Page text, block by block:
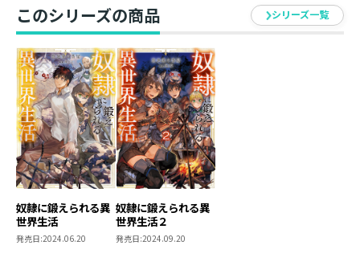
んのその！
前代未聞の急成長で、周囲からも一目置かれる存在へ！
そして、ついに脱獄決行日が訪れる!?
人生崖っぷち少年が美少女奴隷と、拳で切り拓く最強へ
の成長冒険譚！
路地裏の茶屋
はじめまして！ この本を手に取っていただきありがと
うございます。
路地裏の茶屋と申します。岡山生まれ、岡山育ちの田舎
者です。
好きな合気道の技は片手取り四方投げ。
このシリーズの商品 シリーズ一覧
奴隷に鍛えられる異
世界生活
発売日:2024.06.20
奴隷に鍛えられる異
世界生活２
発売日:2024.09.20